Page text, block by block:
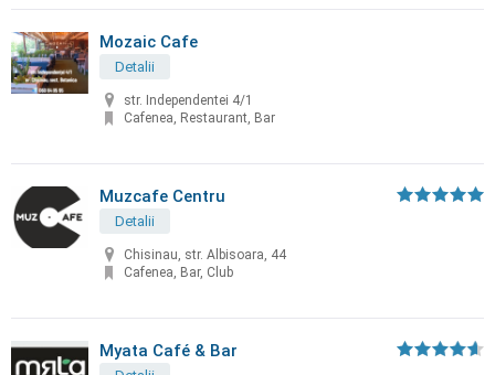
Mozaic Cafe
Detalii
str. Independentei 4/1
Cafenea, Restaurant, Bar
Muzcafe Centru
Detalii
Chisinau, str. Albisoara, 44
Cafenea, Bar, Club
Myata Café & Bar